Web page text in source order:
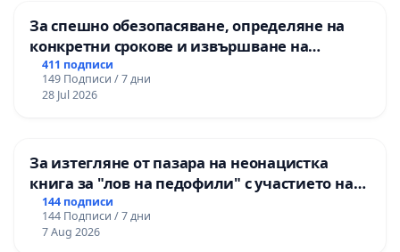
За спешно обезопасяване, определяне на
конкретни срокове и извършване на
цялостна рехабилитация на
републиканския път между пътен възел АМ
„Тракия“ - гр. Ихтиман - с. Мирово - к.к.
411 подписи
149 Подписи / 7 дни
28 Jul 2026
За изтегляне от пазара на неонацистка
книга за "лов на педофили" с участието на
деца
144 подписи
144 Подписи / 7 дни
7 Aug 2026